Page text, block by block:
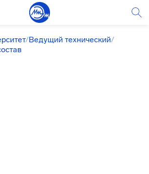
/Ведущий технический/